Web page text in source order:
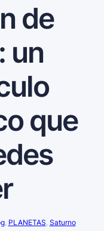
de
un
que
, PLANETAS, Saturno